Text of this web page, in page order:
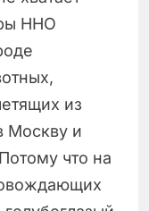
ННО
из
Москву и
что на